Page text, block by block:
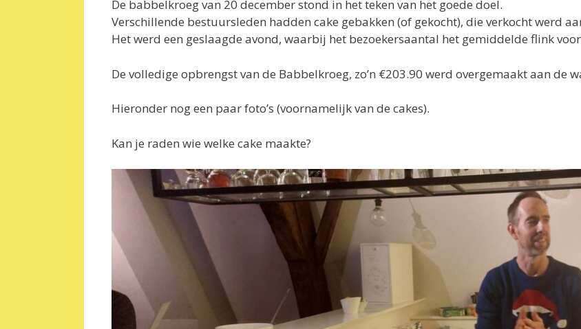
De babbelkroeg van 20 december stond in het teken van het goede doel.
Verschillende bestuursleden hadden cake gebakken (of gekocht), die verkocht werd
Het werd een geslaagde avond, waarbij het bezoekersaantal het gemiddelde flink
De volledige opbrengst van de Babbelkroeg, zo’n €203.90 werd overgemaakt aan de
Hieronder nog een paar foto’s (voornamelijk van de cakes).
Kan je raden wie welke cake maakte?